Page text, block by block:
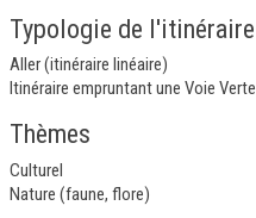
Typologie de l'itinéraire
Aller (itinéraire linéaire)
Itinéraire empruntant une Voie Verte
Thèmes
Culturel
Nature (faune, flore)